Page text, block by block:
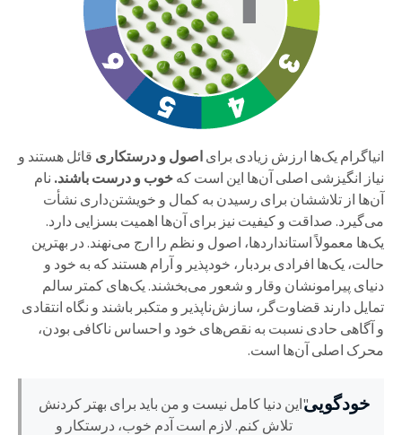
انیاگرام یک‌ها ارزش زیادی برای اصول و درستکاری قائل هستند و
نیاز انگیزشی اصلی آن‌ها این است که خوب و درست باشند. نام
آن‌ها از تلاششان برای رسیدن به کمال و خویشتن‌داری نشأت
می‌گیرد. صداقت و کیفیت نیز برای آن‌ها اهمیت بسزایی دارد.
یک‌ها معمولاً استانداردها، اصول و نظم را ارج می‌نهند. در بهترین
حالت، یک‌ها افرادی بردبار، خودپذیر و آرام هستند که به خود و
دنیای پیرامونشان وقار و شعور می‌بخشند. یک‌های کمتر سالم
تمایل دارند قضاوت‌گر، سازش‌ناپذیر و متکبر باشند و نگاه انتقادی
و آگاهی حادی نسبت به نقص‌های خود و احساس ناکافی بودن،
محرک اصلی آن‌ها است.
خودگویی"این دنیا کامل نیست و من باید برای بهتر کردنش
تلاش کنم. لازم است آدم خوب، درستکار و